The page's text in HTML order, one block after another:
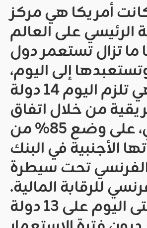
أمريكا هي مركز
الرئيسي على العالم
ما تزال تستعمر دول
إلى اليوم،
فهي تلزم اليوم 14 دولة
من خلال اتفاق
استعماري، على وضع 85% من
الأجنبية في البنك
تحت سيطرة
للرقابة المالية.
وتفرض حتى اليوم على 13 دولة